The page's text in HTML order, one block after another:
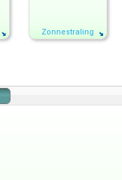
Zonnestraling